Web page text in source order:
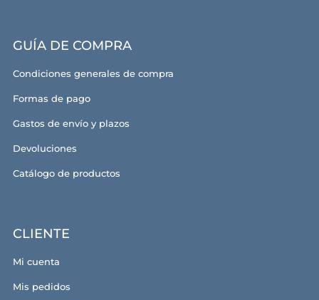
GUÍA DE COMPRA
Condiciones generales de compra
Formas de pago
Gastos de envío y plazos
Devoluciones
Catálogo de productos
CLIENTE
Mi cuenta
Mis pedidos